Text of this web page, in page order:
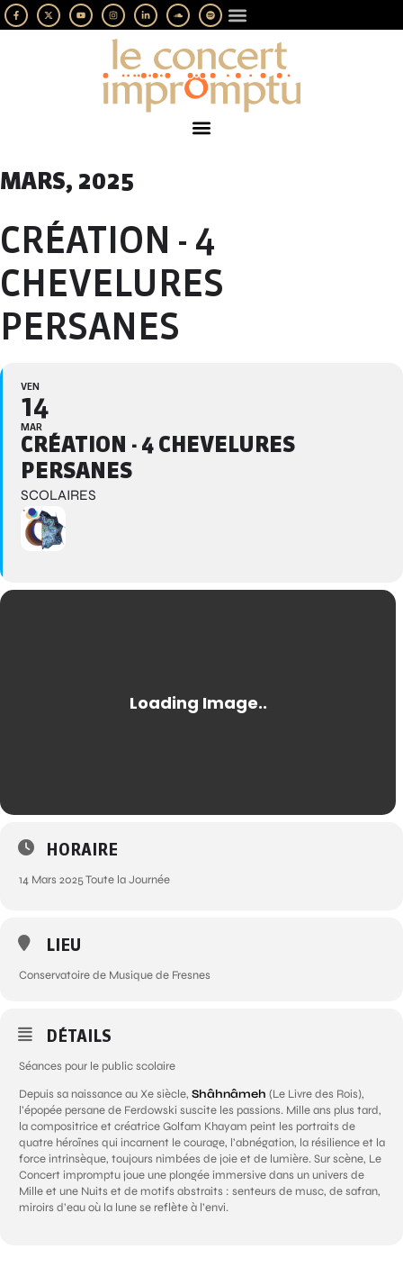
MARS, 2025
CRÉATION - 4
CHEVELURES
PERSANES
VEN
14
MAR
CRÉATION - 4 CHEVELURES
PERSANES
SCOLAIRES
HORAIRE
14 Mars 2025 Toute la Journée
LIEU
Conservatoire de Musique de Fresnes
DÉTAILS
Séances pour le public scolaire
Depuis sa naissance au Xe siècle, Shâhnâmeh (Le Livre des Rois),
l’épopée persane de Ferdowski suscite les passions. Mille ans plus tard,
la compositrice et créatrice Golfam Khayam peint les portraits de
quatre héroïnes qui incarnent le courage, l’abnégation, la résilience et la
force intrinsèque, toujours nimbées de joie et de lumière. Sur scène, Le
Concert impromptu joue une plongée immersive dans un univers de
Mille et une Nuits et de motifs abstraits : senteurs de musc, de safran,
miroirs d’eau où la lune se reflète à l’envi.